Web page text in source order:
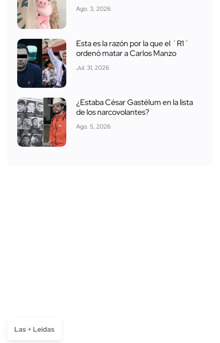
Ago. 3, 2026
Esta es la razón por la que el ´R1´
ordenó matar a Carlos Manzo
Jul. 31, 2026
¿Estaba César Gastélum en la lista
de los narcovolantes?
Ago. 5, 2026
Las + Leídas